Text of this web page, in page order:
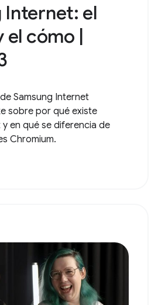
Internet: el
el cómo |
Samsung Internet
sobre por qué existe
en qué se diferencia de
Chromium.